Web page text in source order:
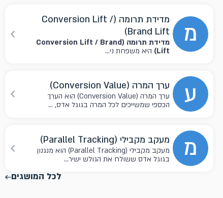
מ
מדידת תרומה (Conversion Lift /
Brand Lift)
מדידת תרומה (Conversion Lift / Brand
Lift) היא משפחת ני...
ע ערך המרה (Conversion Value)
ערך המרה (Conversion Value) הוא הערך
הכספי שמשייכים לכל המרה בגוגל אדס, ...
מ מעקב מקבילי (Parallel Tracking)
מעקב מקבילי (Parallel Tracking) הוא מנגנון
בגוגל אדס ששולח את הגולש ישיר...
לכל המושגים